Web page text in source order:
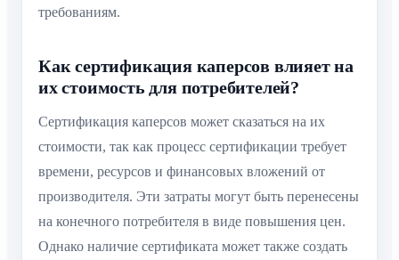
требованиям.
Как сертификация каперсов влияет на
их стоимость для потребителей?
Сертификация каперсов может сказаться на их
стоимости, так как процесс сертификации требует
времени, ресурсов и финансовых вложений от
производителя. Эти затраты могут быть перенесены
на конечного потребителя в виде повышения цен.
Однако наличие сертификата может также создать